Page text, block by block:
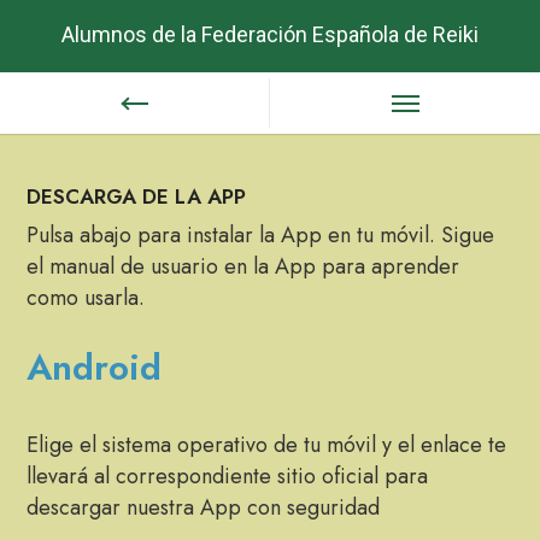
DESCARGA DE LA APP
Pulsa abajo para instalar la App en tu móvil. Sigue
el manual de usuario en la App para aprender
como usarla.
Android
Elige el sistema operativo de tu móvil y el enlace te
llevará al correspondiente sitio oficial para
descargar nuestra App con seguridad
Alumnos de la Federación Española de Reiki